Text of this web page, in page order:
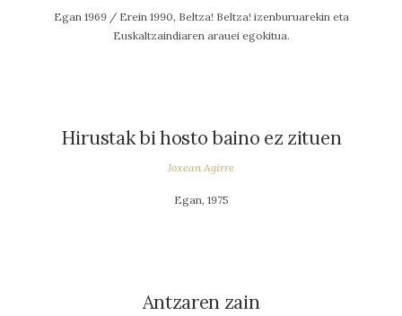
Egan 1969 / Erein 1990, Beltza! Beltza! izenburuarekin eta
Euskaltzaindiaren arauei egokitua.
Hirustak bi hosto baino ez zituen
Joxean Agirre
Egan, 1975
Antzaren zain